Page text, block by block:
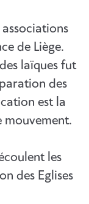
de Liège.
laïques fut
des
est la
mouvement.
les
des Eglises